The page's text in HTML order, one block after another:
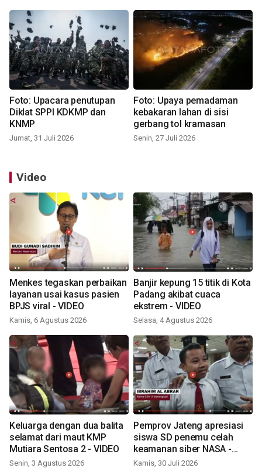
Foto: Upacara penutupan
Diklat SPPI KDKMP dan
KNMP
Jumat, 31 Juli 2026
Foto: Upaya pemadaman
kebakaran lahan di sisi
gerbang tol kramasan
Senin, 27 Juli 2026
Video
Menkes tegaskan perbaikan
layanan usai kasus pasien
BPJS viral - VIDEO
Kamis, 6 Agustus 2026
Banjir kepung 15 titik di Kota
Padang akibat cuaca
ekstrem - VIDEO
Selasa, 4 Agustus 2026
Keluarga dengan dua balita
selamat dari maut KMP
Mutiara Sentosa 2 - VIDEO
Senin, 3 Agustus 2026
Pemprov Jateng apresiasi
siswa SD penemu celah
keamanan siber NASA -
VIDEO
Kamis, 30 Juli 2026